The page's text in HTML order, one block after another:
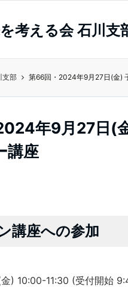
考える会 石川支
支部 第66回・2024年9月27日(金)
年9月27日(
講座
講座への参加
) 10:00-11:30 (受付開始